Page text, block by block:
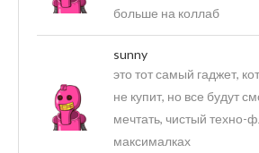
больше на коллаб
sunny
это тот самый гаджет,
не купит, но все будут
мечтать, чистый техно-
максималках